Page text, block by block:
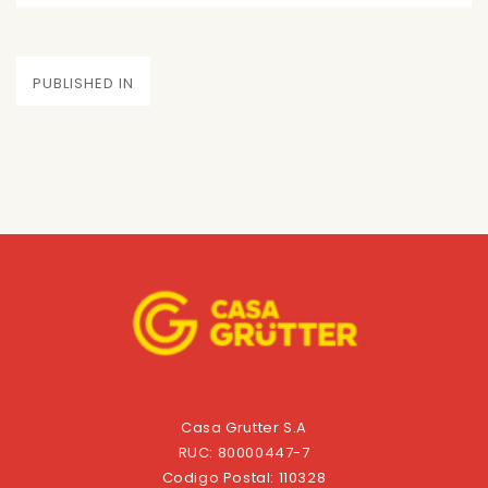
Navegación
PUBLISHED IN
Casa Grutter S.A
RUC: 80000447-7
Codigo Postal: 110328